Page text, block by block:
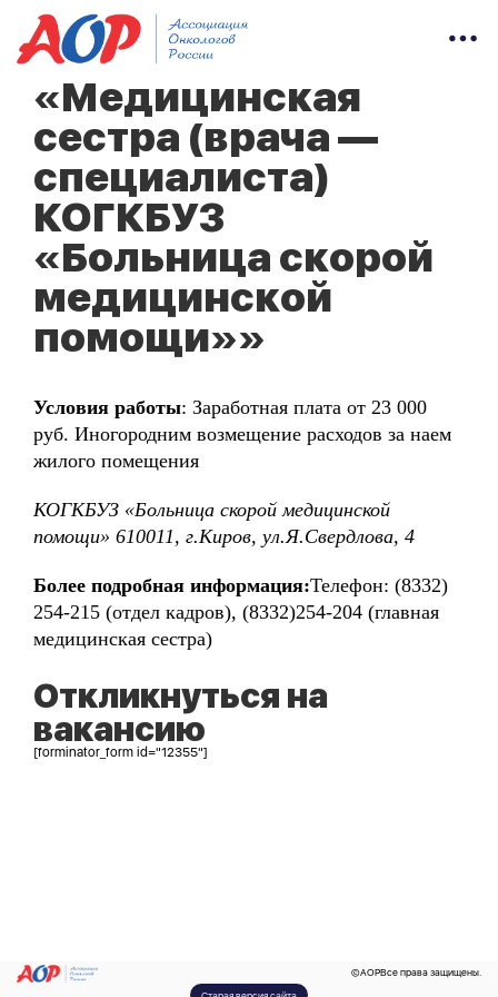
«Медицинская
сестра (врача —
специалиста)
КОГКБУЗ
«Больница скорой
медицинской
помощи»»
Условия работы: Заработная плата от 23 000
руб. Иногородним возмещение расходов за наем
жилого помещения
КОГКБУЗ «Больница скорой медицинской
помощи» 610011, г.Киров, ул.Я.Свердлова, 4
Более подробная информация:Телефон: (8332)
254-215 (отдел кадров), (8332)254-204 (главная
медицинская сестра)
Откликнуться на
вакансию
[forminator_form id="12355"]
©AOPВсе права защищены.